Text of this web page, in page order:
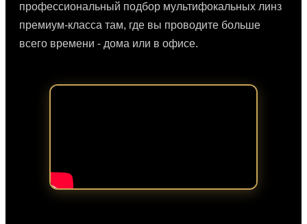
профессиональный подбор мультифокальных линз
премиум-класса там, где вы проводите больше
всего времени - дома или в офисе.